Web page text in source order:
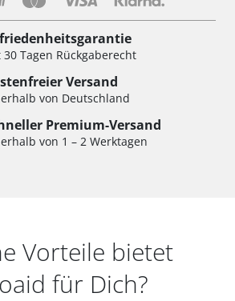
30 Tagen Rückgaberecht
Versand
von Deutschland
Premium-Versand
von 1 – 2 Werktagen
Vorteile bietet
für Dich?